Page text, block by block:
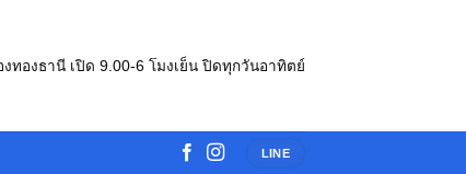
งทองธานี เปิด 9.00-6 โมงเย็น ปิดทุกวันอาทิตย์
LINE